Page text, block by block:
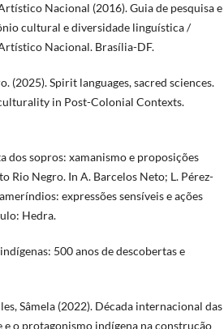
Nacional (2016). Guia de pesquisa e
cultural e diversidade linguística /
Nacional. Brasília-DF.
(2025). Spirit languages, sacred sciences.
in Post-Colonial Contexts.
dos sopros: xamanismo e proposições
Rio Negro. In A. Barcelos Neto; L. Pérez-
expressões sensíveis e ações
Hedra.
500 anos de descobertas e
Sâmela (2022). Década internacional das
e o protagonismo indígena na construção